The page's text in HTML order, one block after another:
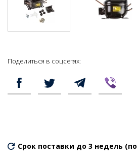
Поделиться в соцсетях:
Срок поставки до 3 недель